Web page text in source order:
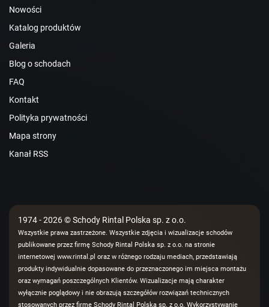
Nowości
Katalog produktów
Galeria
Blog o schodach
FAQ
Kontakt
Polityka prywatności
Mapa strony
Kanał RSS
1974 - 2026 © Schody Rintal Polska sp. z o.o.
Wszystkie prawa zastrzeżone. Wszystkie zdjęcia i wizualizacje schodów
publikowane przez firmę Schody Rintal Polska sp. z o.o. na stronie
internetowej www.rintal.pl oraz w różnego rodzaju mediach, przedstawiają
produkty indywidualnie dopasowane do przeznaczonego im miejsca montażu
oraz wymagań poszczególnych Klientów. Wizualizacje mają charakter
wyłącznie poglądowy i nie obrazują szczegółów rozwiązań technicznych
stosowanych przez firmę Schody Rintal Polska sp. z o.o. Wykorzystywanie